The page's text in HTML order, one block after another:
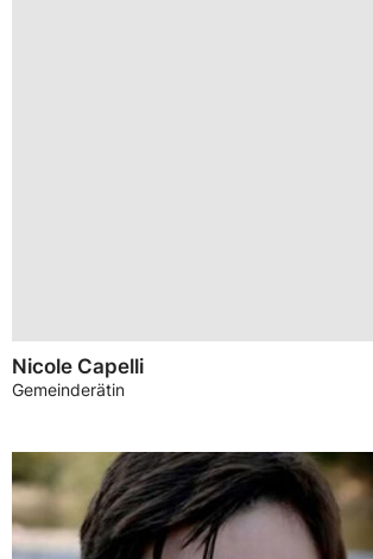
Nicole Capelli
Gemeinderätin